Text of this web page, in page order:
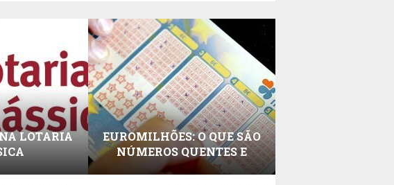
LOTARIA
EUROMILHÕES: O QUE SÃO
NÚMEROS QUENTES E
COMO VER QUAIS SÃO?